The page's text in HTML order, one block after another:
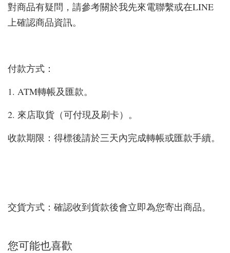
對商品有疑問，請參考關於我先來電聯繫或在LINE
上確認商品資訊。
付款方式：
1. ATM轉帳及匯款。
2. 來店取貨（可付現及刷卡）。
收款期限：得標後請於三天內完成轉帳或匯款手續。
交貨方式：確認收到貨款後會立即為您寄出商品。
您可能也喜歡